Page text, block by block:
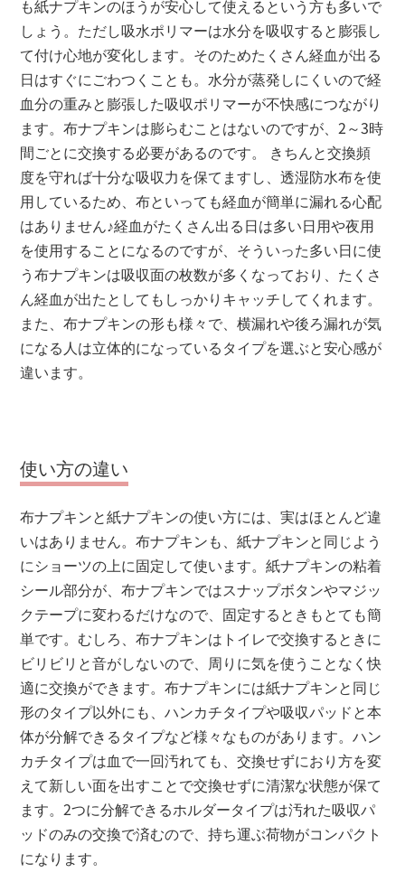
も紙ナプキンのほうが安心して使えるという方も多いで
しょう。ただし吸水ポリマーは水分を吸収すると膨張し
て付け心地が変化します。そのためたくさん経血が出る
日はすぐにごわつくことも。水分が蒸発しにくいので経
血分の重みと膨張した吸収ポリマーが不快感につながり
ます。布ナプキンは膨らむことはないのですが、2～3時
間ごとに交換する必要があるのです。 きちんと交換頻
度を守れば十分な吸収力を保てますし、透湿防水布を使
用しているため、布といっても経血が簡単に漏れる心配
はありません♪経血がたくさん出る日は多い日用や夜用
を使用することになるのですが、そういった多い日に使
う布ナプキンは吸収面の枚数が多くなっており、たくさ
ん経血が出たとしてもしっかりキャッチしてくれます。
また、布ナプキンの形も様々で、横漏れや後ろ漏れが気
になる人は立体的になっているタイプを選ぶと安心感が
違います。
使い方の違い
布ナプキンと紙ナプキンの使い方には、実はほとんど違
いはありません。布ナプキンも、紙ナプキンと同じよう
にショーツの上に固定して使います。紙ナプキンの粘着
シール部分が、布ナプキンではスナップボタンやマジッ
クテープに変わるだけなので、固定するときもとても簡
単です。むしろ、布ナプキンはトイレで交換するときに
ビリビリと音がしないので、周りに気を使うことなく快
適に交換ができます。布ナプキンには紙ナプキンと同じ
形のタイプ以外にも、ハンカチタイプや吸収パッドと本
体が分解できるタイプなど様々なものがあります。ハン
カチタイプは血で一回汚れても、交換せずにおり方を変
えて新しい面を出すことで交換せずに清潔な状態が保て
ます。2つに分解できるホルダータイプは汚れた吸収パ
ッドのみの交換で済むので、持ち運ぶ荷物がコンパクト
になります。